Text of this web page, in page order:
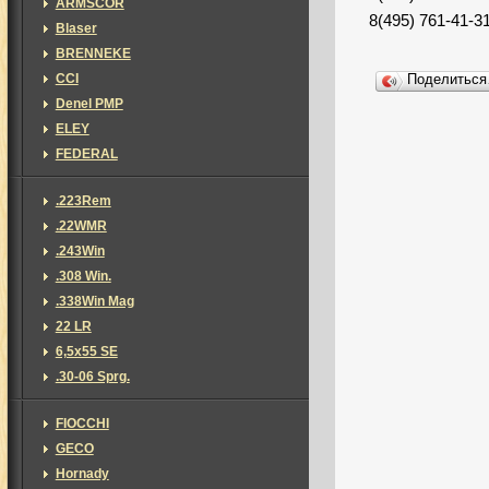
8(495) 761-41-
ARMSCOR
Blaser
BRENNEKE
CCI
Denel PMP
ELEY
FEDERAL
.223Rem
.22WMR
.243Win
.308 Win.
.338Win Mag
22 LR
6,5х55 SE
.30-06 Sprg.
FIOCCHI
GECO
Hornady